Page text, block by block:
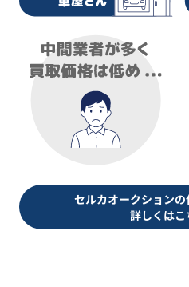
セルカオークション
詳しくはこ